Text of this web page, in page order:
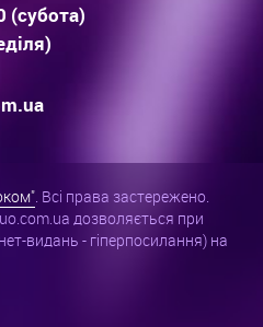
(субота)
. Всі права застережено.
дозволяється при
видань - гіперпосилання) на